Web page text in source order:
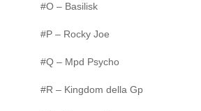
#O – Basilisk
#P – Rocky Joe
#Q – Mpd Psycho
#R – Kingdom della Gp